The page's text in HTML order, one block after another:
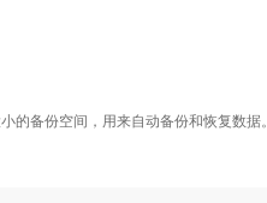
备份空间，用来自动备份和恢复数据。